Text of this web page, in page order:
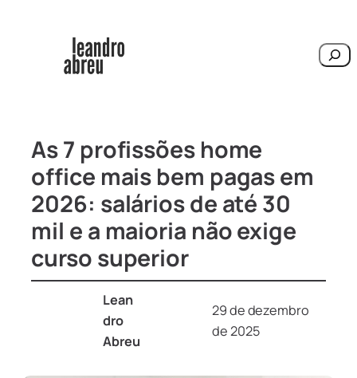
As 7 profissões home
office mais bem pagas em
2026: salários de até 30
mil e a maioria não exige
curso superior
Lean
dro
Abreu
29 de dezembro
de 2025